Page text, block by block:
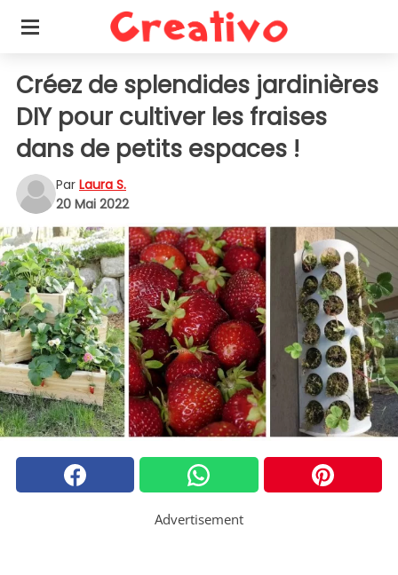
Créez de splendides jardinières
DIY pour cultiver les fraises
dans de petits espaces !
Par Laura S.
20 Mai 2022
Advertisement